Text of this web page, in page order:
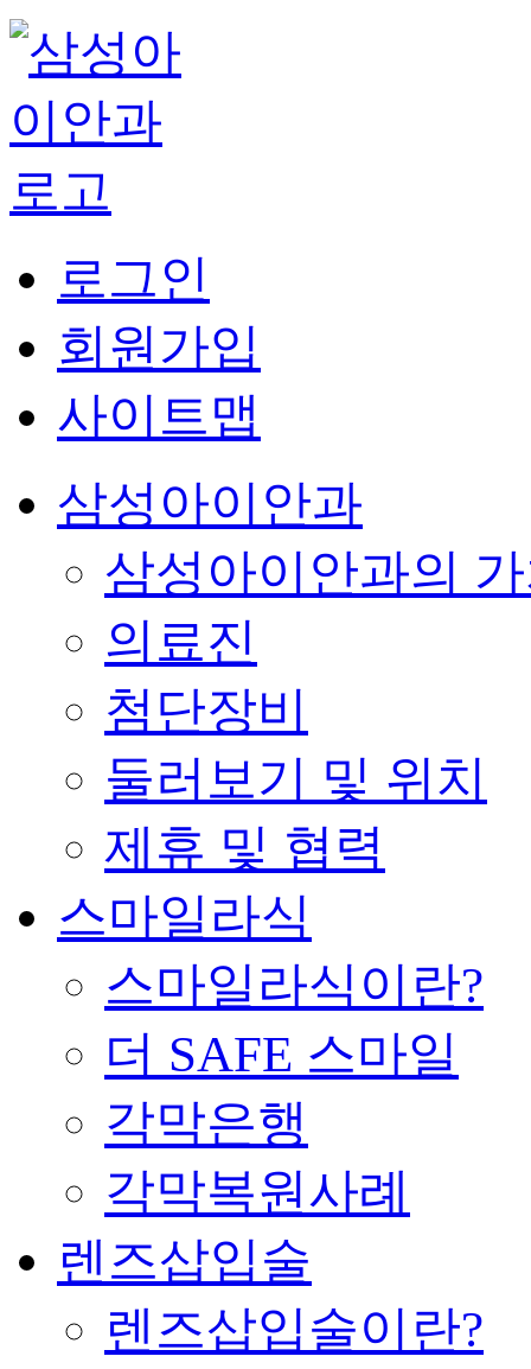
로그인
회원가입
사이트맵
삼성아이안과
삼성아이안과의
의료진
첨단장비
둘러보기 및 위치
제휴 및 협력
스마일라식
스마일라식이란?
더 SAFE 스마일
각막은행
각막복원사례
렌즈삽입술
렌즈삽입술이란?